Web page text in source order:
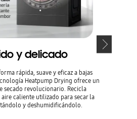
y delicado
rápida, suave y eficaz a bajas
Heatpump Drying ofrece un
secado revolucionario. Recicla
caliente utilizado para secar la
y deshumidificándolo.